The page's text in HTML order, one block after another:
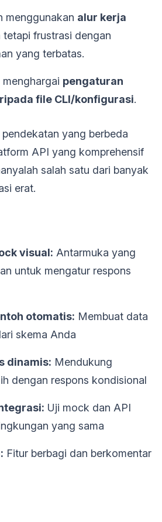
menggunakan alur kerja
tetapi frustrasi dengan
yang terbatas.
pengaturan
file CLI/konfigurasi.
yang berbeda
API yang komprehensif
salah satu dari banyak
erat.
visual: Antarmuka yang
untuk mengatur respons
otomatis: Membuat data
skema Anda
dinamis: Mendukung
dengan respons kondisional
Uji mock dan API
yang sama
Fitur berbagi dan berkomentar